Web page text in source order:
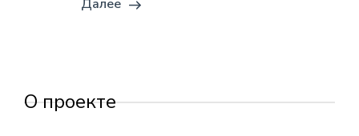
Далее
О проекте